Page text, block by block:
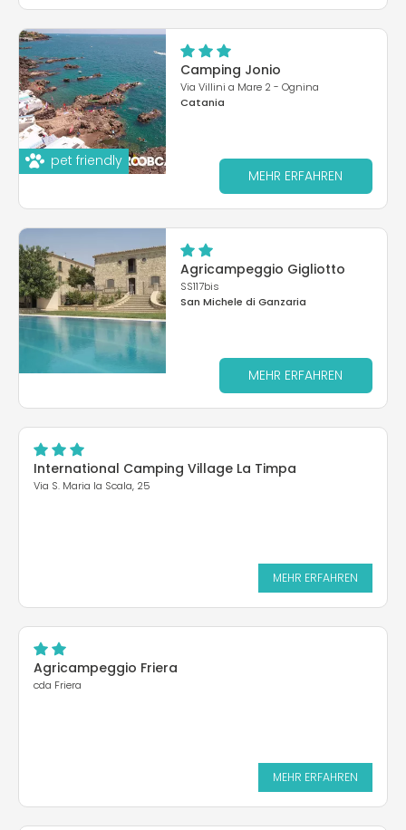
pet friendly
Camping Jonio
Via Villini a Mare 2 - Ognina
Catania
MEHR ERFAHREN
Agricampeggio Gigliotto
SS117bis
San Michele di Ganzaria
MEHR ERFAHREN
International Camping Village La Timpa
Via S. Maria la Scala, 25
MEHR ERFAHREN
Agricampeggio Friera
cda Friera
MEHR ERFAHREN